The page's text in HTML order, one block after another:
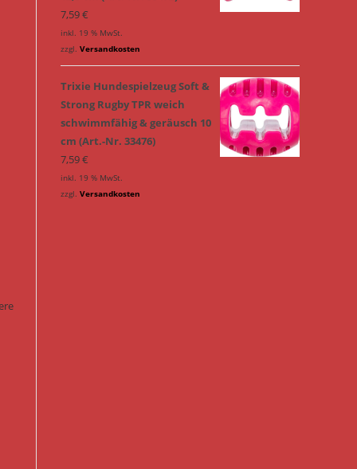
7,59€
inkl. 19 % MwSt.
zzgl. Versandkosten
Trixie Hundespielzeug Soft &
Strong Rugby TPR weich
schwimmfähig & geräusch 10
cm (Art.-Nr. 33476)
7,59€
inkl. 19 % MwSt.
zzgl. Versandkosten